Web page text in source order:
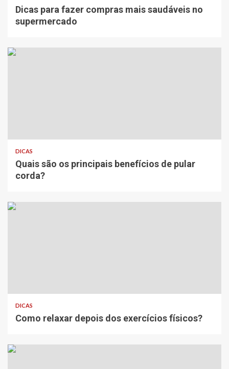
Dicas para fazer compras mais saudáveis no
supermercado
DICAS
Quais são os principais benefícios de pular
corda?
DICAS
Como relaxar depois dos exercícios físicos?